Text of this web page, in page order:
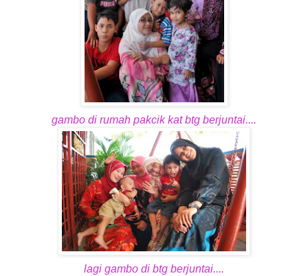
gambo di rumah pakcik kat btg berjuntai....
lagi gambo di btg berjuntai....